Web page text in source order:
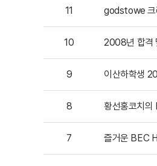
11 godstowe 크
10 2008년 합격
9 이산하학생
8 황선홍코치의
7 즐거운 BEC